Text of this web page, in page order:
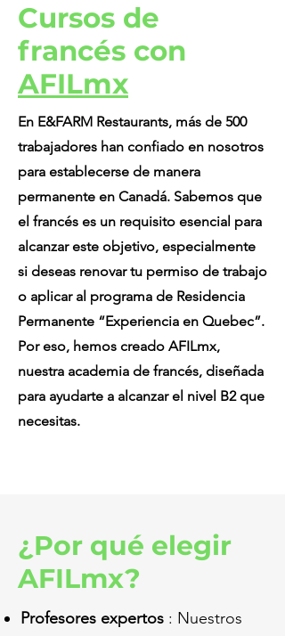
Cursos de
francés con
AFILmx
En E&FARM Restaurants, más de 500
trabajadores han confiado en nosotros
para establecerse de manera
permanente en Canadá. Sabemos que
el francés es un requisito esencial para
alcanzar este objetivo, especialmente
si deseas renovar tu permiso de trabajo
o aplicar al programa de Residencia
Permanente “Experiencia en Quebec”.
Por eso, hemos creado AFILmx,
nuestra academia de francés, diseñada
para ayudarte a alcanzar el nivel B2 que
necesitas.
¿Por qué elegir
AFILmx?
Profesores expertos : Nuestros